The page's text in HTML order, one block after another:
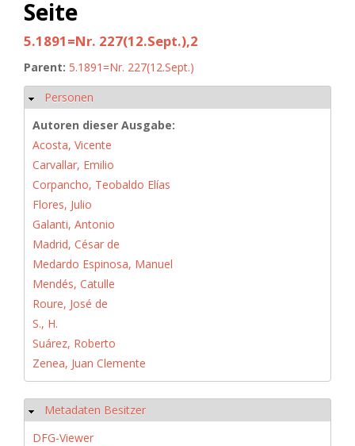
Seite
5.1891=Nr. 227(12.Sept.),2
Parent: 5.1891=Nr. 227(12.Sept.)
Ausblenden
Personen
Autoren dieser Ausgabe:
Acosta, Vicente
Carvallar, Emilio
Corpancho, Teobaldo Elías
Flores, Julio
Galanti, Antonio
Madrid, César de
Medardo Espinosa, Manuel
Mendés, Catulle
Roure, José de
S., H.
Suárez, Roberto
Zenea, Juan Clemente
Ausblenden
Metadaten Besitzer
DFG-Viewer